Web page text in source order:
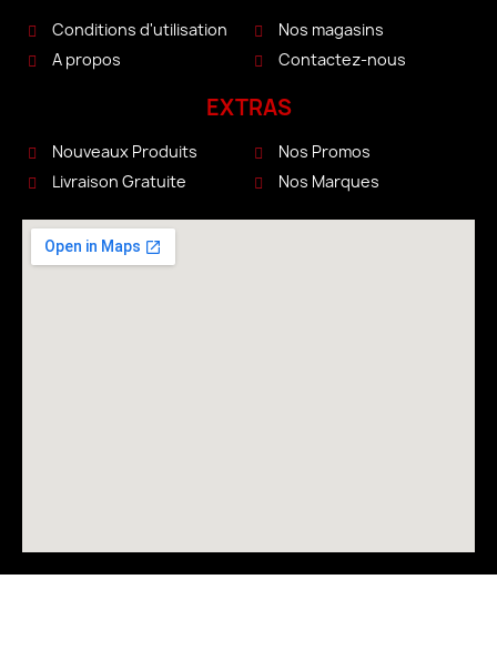
Conditions d'utilisation
A propos
Nos magasins
Contactez-nous
EXTRAS
Nouveaux Produits
Livraison Gratuite
Nos Promos
Nos Marques